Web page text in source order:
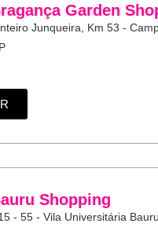
Garden
Junqueira, Km 53 -
Shopping
- 55 - Vila Universitária